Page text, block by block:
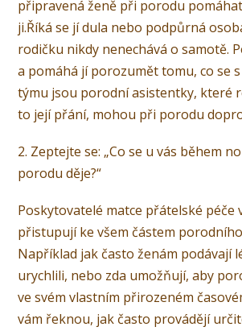
připravená ženě při porodu
ji.Říká se jí dula nebo podpůrná
rodičku nikdy nenechává o samotě.
a pomáhá jí porozumět tomu, co se
týmu jsou porodní asistentky, které
to její přání, mohou při porodu
2. Zeptejte se: „Co se u vás během
porodu děje?“
Poskytovatelé matce přátelské péče
přistupují ke všem částem
Například jak často ženám podávají
urychlili, nebo zda umožňují, aby
ve svém vlastním přirozeném
vám řeknou, jak často provádějí